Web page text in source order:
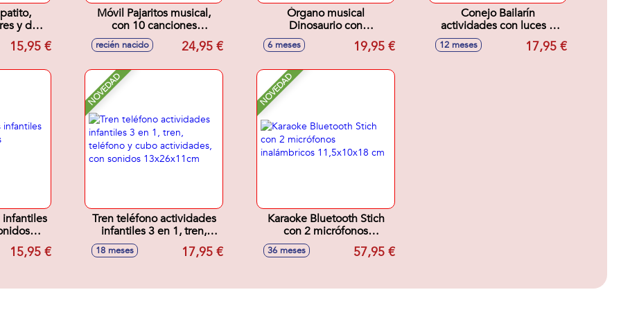
y de
volumen
y
15,95 €
Móvil Pajaritos musical,
con 10 canciones
relajantes y modo silencio,
ajustable con sonidos
recién nacido 24,95 €
Órgano musical
Dinosaurio con
actividades 2 en 1, con
luces y sonidos
6 meses 19,95 €
Conejo Bailarín
actividades con luces y
sonidos, 20x15x11cm
12 meses 17,95 €
infantiles
15,95 €
NOVEDAD
Tren teléfono actividades
infantiles 3 en 1, tren,
teléfono y cubo
actividades, con sonidos
18 meses 17,95 €
NOVEDAD
Karaoke Bluetooth Stich
con 2 micrófonos
inalámbricos 11,5x10x18
36 meses 57,95 €